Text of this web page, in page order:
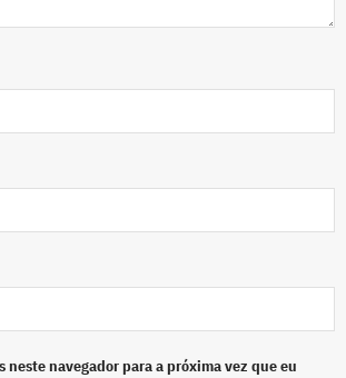
neste navegador para a próxima vez que eu